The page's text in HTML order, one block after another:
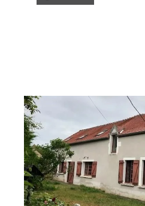
NEUILLY EN DUN 18
141,86 m
, 6 pièces
Ref : 2209
Maison à vendre
115 000 €
Visiter le site dédié